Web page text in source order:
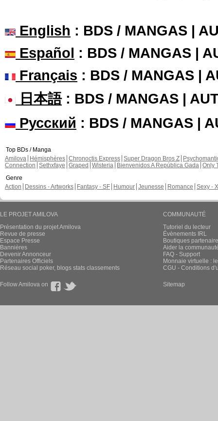
English : BDS / MANGAS |
Español : BDS / MANGAS |
Français : BDS / MANGAS |
日本語: BDS / MANGAS |
Русский : BDS / MANGAS |
Top BDs / Manga
Amilova
Hémisphères Chronoctis Express Super Dragon Bros Z
Connection Sethxfaye Graped Wisteria Bienvenidos A República Gada Only
Genre
Action
Dessins - Artworks Fantasy - SF Humour Jeunesse Romance Sexy -
LE PROJET AMILOVA
Présentation du projet Amilova
Revue de presse
Espace Presse
Bannières
Devenir Annonceur
Partenaires Officiels
Réseau social poker, blogs stats classements
COMMUNAUTÉ
Tutoriel du lecteur
Évènements IRL
Boutiques
Aider la
FAQ - Support
Monnaie virtuelle :
CGU - Conditions
Follow Amilova on Sitemap